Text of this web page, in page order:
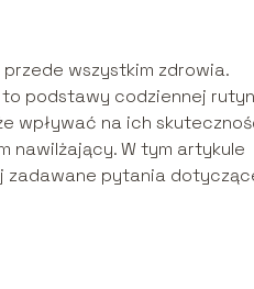
wszystkim zdrowia.
to podstawy codziennej
wpływać na ich
nawilżający. W tym artykule
zadawane pytania